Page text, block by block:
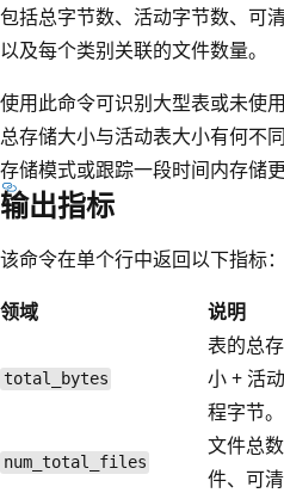
包括总字节数、活动字节数、可
以及每个类别关联的文件数量。
使用此命令可识别大型表或未使
总存储大小与活动表大小有何不
存储模式或跟踪一段时间内存储
输出指标
该命令在单个行中返回以下指标：
领域
说明
total_bytes
表的总
小 + 活
程字节。
num_total_files
文件总
件、可